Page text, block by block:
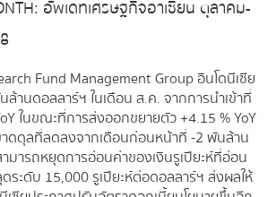
อัพเดทเศรษฐกิจอาเซียน ตุลาคม-
Fund Management Group อินโดนีเซีย
านดอลลาร์ฯ ในเดือน ส.ค. จากการนำเข้าที่
ในขณะที่การส่งออกขยายตัว +4.15 % YoY
าดดุลที่ลดลงจากเดือนก่อนหน้าที่ -2 พันล้าน
มารถหยุดการอ่อนค่าของเงินรูเปียะห์ที่อ่อน
ระดับ 15,000 รูเปียะห์ต่อดอลลาร์ฯ ส่งผลให้